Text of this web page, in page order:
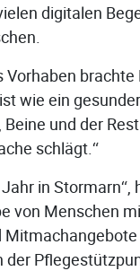
digitalen
wie ein
und der
schlägt.“
in
von Menschen